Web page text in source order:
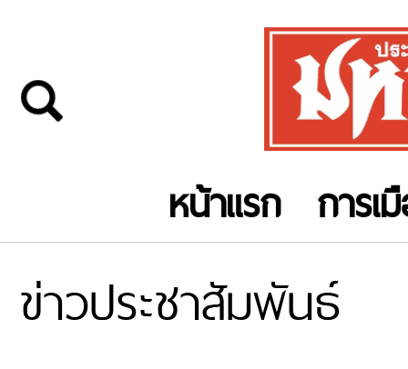
หน้าแรก การเ
ข่าวประชาสัมพันธ์